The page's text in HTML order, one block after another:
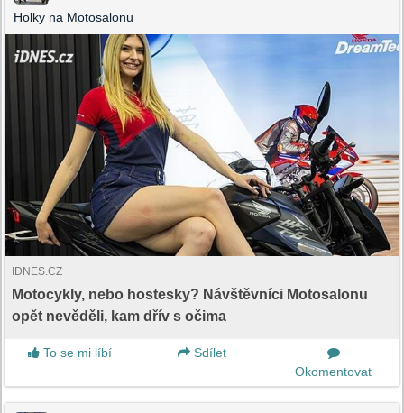
Holky na Motosalonu
IDNES.CZ
Motocykly, nebo hostesky? Návštěvníci Motosalonu
opět nevěděli, kam dřív s očima
To se mi líbí
Sdílet
Okomentovat